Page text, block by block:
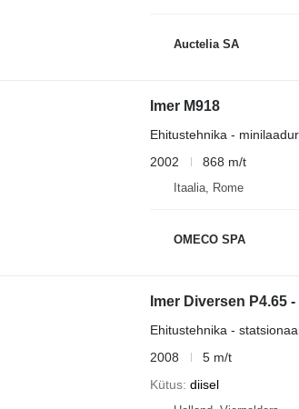
Auctelia SA
Imer M918
Ehitustehnika - minilaadur
2002
868 m/t
Itaalia, Rome
OMECO SPA
Imer Diversen P4.65
Ehitustehnika -
2008
5 m/t
Kütus diisel